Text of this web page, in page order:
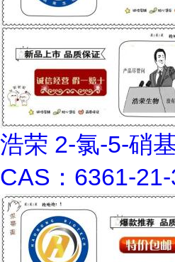
浩荣 2-氯-5-硝
CAS：6361-